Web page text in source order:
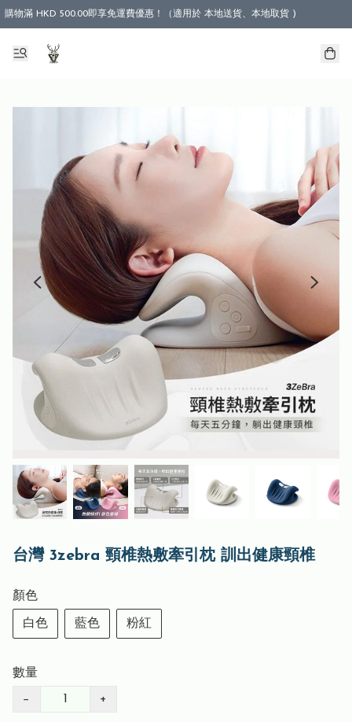
購物滿 HKD 500.00即享免運費優惠！（適用於 本地送貨、本地取貨 )
台灣 3zebra 頸椎熱敷牽引枕 訓出健康頸椎
顏色
白色 藍色 粉紅
數量
− +